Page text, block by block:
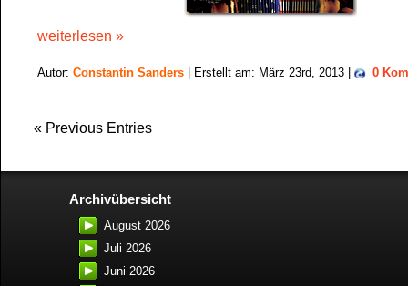
weiterlesen »
Autor: Constantin Sanders | Erstellt am: März 23rd, 2013 | 0
« Previous Entries
Archivübersicht
August 2026
Juli 2026
Juni 2026